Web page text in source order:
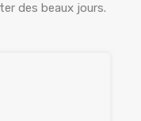
des beaux jours.